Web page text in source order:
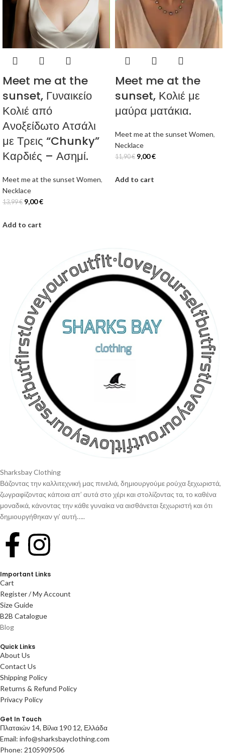
Meet me at the
sunset, Γυναικείο
Κολιέ από
Ανοξείδωτο Ατσάλι
με Τρεις “Chunky”
Καρδιές – Ασημί.
Meet me at the sunset Women,
Necklace
13,99€ 9,00€
Add to cart
Meet me at the
sunset, Κολιέ με
μαύρα ματάκια.
Meet me at the sunset Women,
Necklace
11,90€ 9,00€
Add to cart
Sharksbay Clothing
Βάζοντας την καλλιτεχνική μας πινελιά, δημιουργούμε ρούχα ξεχωριστά,
ζωγραφίζοντας κάποια απ’ αυτά στο χέρι και στολίζοντας τα, το καθένα
μοναδικά, κάνοντας την κάθε γυναίκα να αισθάνεται ξεχωριστή και ότι
δημιουργήθηκαν γι’ αυτή…..
Important Links
Cart
Register / My Account
Size Guide
B2B Catalogue
Blog
Quick Links
About Us
Contact Us
Shipping Policy
Returns & Refund Policy
Privacy Policy
Get In Touch
Πλαταιών 14, Βίλια 190 12, Ελλάδα
Email: info@sharksbayclothing.com
Phone: 2105909506